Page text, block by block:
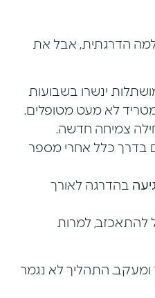
הדרגתית, אבל את
ינשרו בשבועות
לא מעט מטופלים.
צמיחה חדשה.
בדרך כלל אחרי מספר
בהדרגה לאורך
להתאכזב, למרות
ומעקב. התהליך לא נגמר